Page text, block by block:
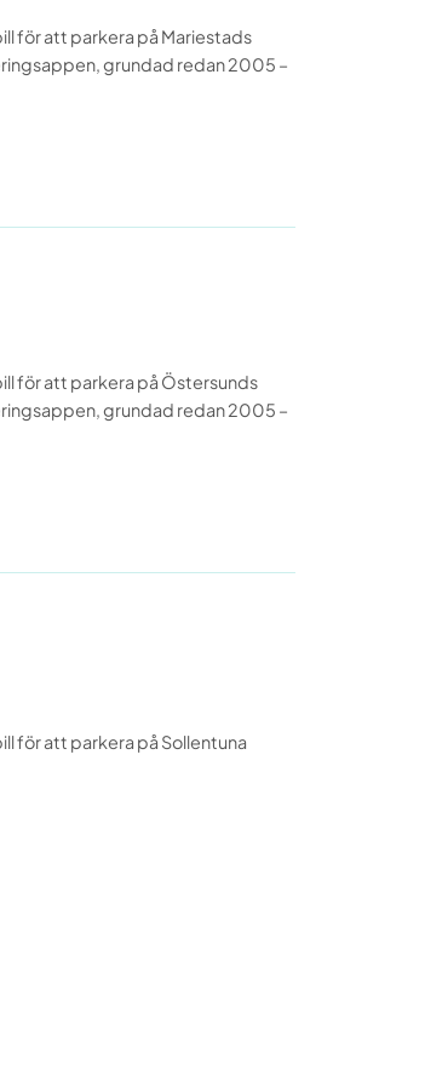
för att parkera på Mariestads
grundad redan 2005 –
för att parkera på Östersunds
grundad redan 2005 –
för att parkera på Sollentuna